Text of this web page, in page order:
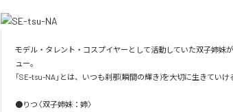
モデル・タレント・コスプイヤーとして活動していた双子姉妹
ュー。
「SE-tsu-NA」とは、いつも刹那(瞬間の輝き)を大切に生きてい
●りつ〈双子姉妹：姉〉